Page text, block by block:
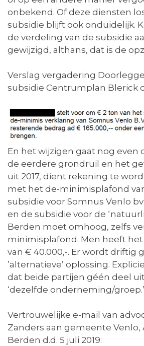
onbekend. Of deze diensten
subsidie blijft ook onduidelijk.
de verdeling van de subsidie
gewijzigd, althans, dat is de
Verslag vergadering
subsidie Centrumplan Blerick
En het wijzigen gaat nog even
de eerdere grondruil en het
uit 2017, dient rekening te
met het de-minimisplafond
subsidie voor Somnus Venlo
en de subsidie voor de
Berden moet omhoog, zelfs
minimisplafond. Men heeft het
van € 40.000,-. Er wordt driftig
’alternatieve’ oplossing.
dat beide partijen géén deel
‘dezelfde onderneming/groep.’
Vertrouwelijke e-mail van
Zanders aan gemeente Venlo,
Berden d.d. 5 juli 2019: